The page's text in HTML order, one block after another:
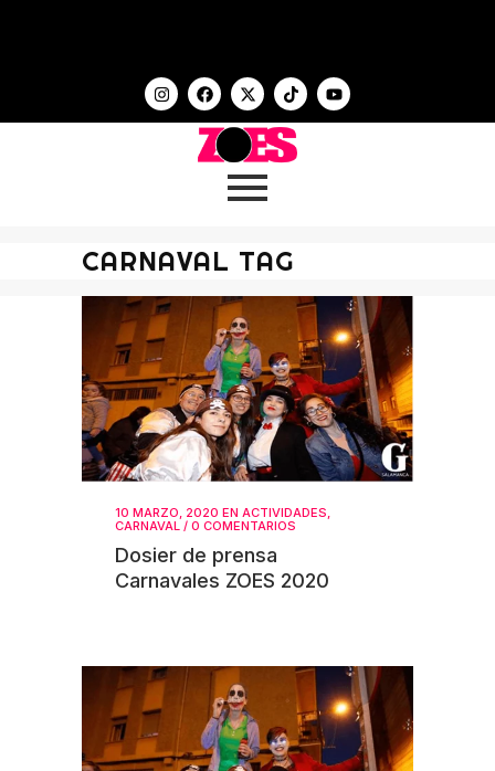
CARNAVAL TAG
10 MARZO, 2020 EN ACTIVIDADES,
CARNAVAL / 0 COMENTARIOS
Dosier de prensa
Carnavales ZOES 2020